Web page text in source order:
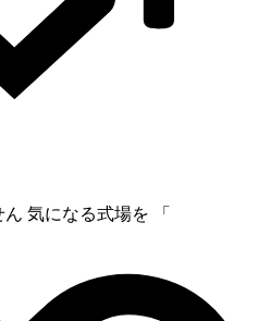
ん 気になる式場を 「